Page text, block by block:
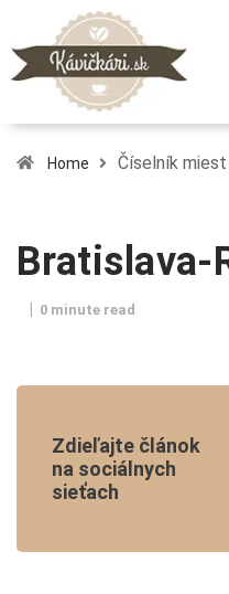
Home Číselník
Bratislava-
0 minute read
Zdieľajte článok
na sociálnych
sieťach